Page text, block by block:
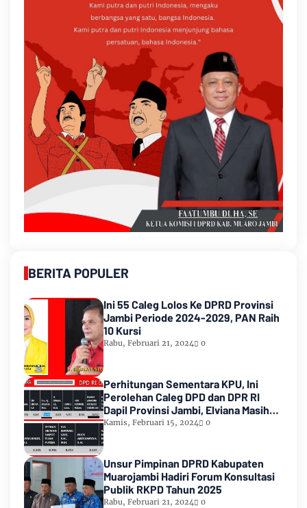
BERITA POPULER
Ini 55 Caleg Lolos Ke DPRD Provinsi
Jambi Periode 2024-2029, PAN Raih
10 Kursi
Rabu, Februari 21, 2024 0
Perhitungan Sementara KPU, Ini
Perolehan Caleg DPD dan DPR RI
Dapil Provinsi Jambi, Elviana Masih
Urutan Kedua Teratas
Kamis, Februari 15, 2024 0
Unsur Pimpinan DPRD Kabupaten
Muarojambi Hadiri Forum Konsultasi
Publik RKPD Tahun 2025
Rabu, Februari 21, 2024 0